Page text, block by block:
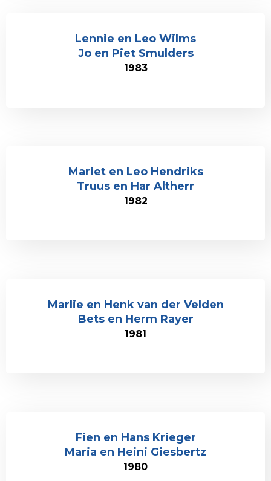
Lennie en Leo Wilms
Jo en Piet Smulders
1983
Mariet en Leo Hendriks
Truus en Har Altherr
1982
Marlie en Henk van der Velden
Bets en Herm Rayer
1981
Fien en Hans Krieger
Maria en Heini Giesbertz
1980